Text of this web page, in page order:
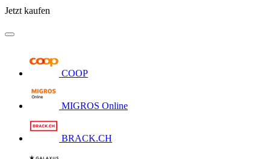
Jetzt kaufen
COOP
MIGROS Online
BRACK.CH